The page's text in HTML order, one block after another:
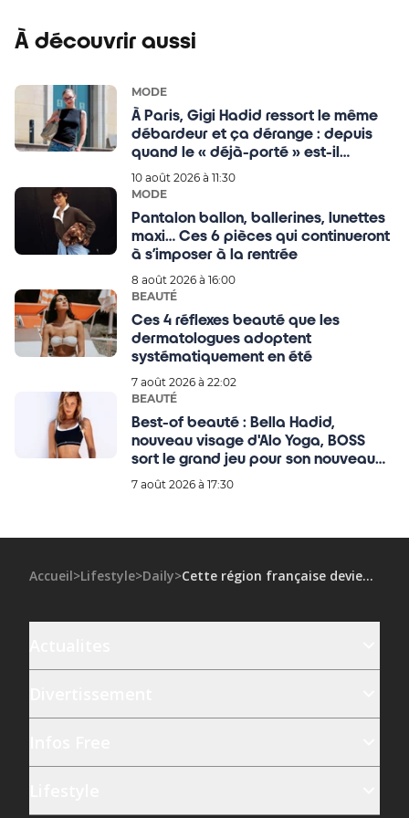
À découvrir aussi
MODE
À Paris, Gigi Hadid ressort le même
débardeur et ça dérange : depuis
quand le « déjà-porté » est-il
devenu un faux pas mode ?
10 août 2026 à 11:30
MODE
Pantalon ballon, ballerines, lunettes
maxi… Ces 6 pièces qui continueront
à s’imposer à la rentrée
8 août 2026 à 16:00
BEAUTÉ
Ces 4 réflexes beauté que les
dermatologues adoptent
systématiquement en été
7 août 2026 à 22:02
BEAUTÉ
Best-of beauté : Bella Hadid,
nouveau visage d'Alo Yoga, BOSS
sort le grand jeu pour son nouveau
parfum
7 août 2026 à 17:30
Accueil>Lifestyle>Daily> Cette région française devient la nouvelle alternative aux Alpes